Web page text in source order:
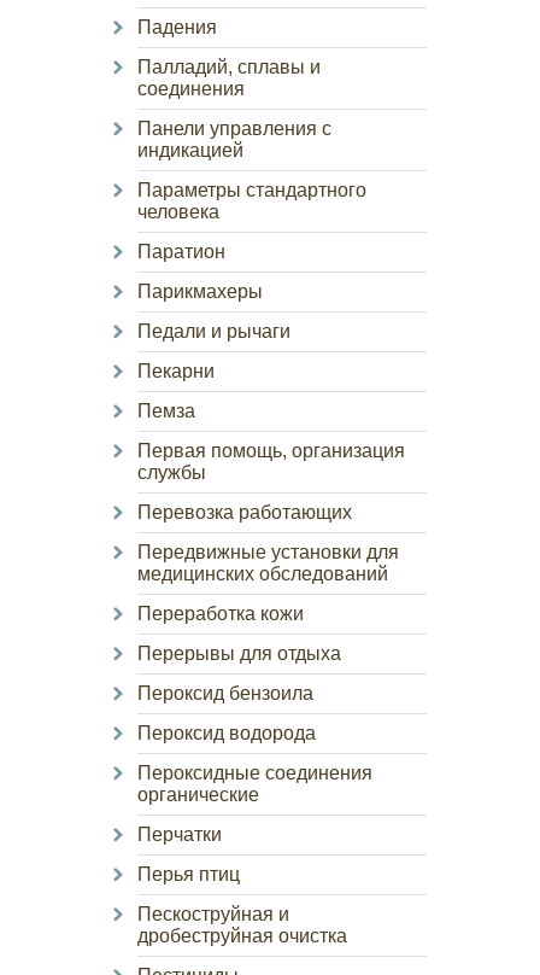
Падения
Палладий, сплавы и
соединения
Панели управления с
индикацией
Параметры стандартного
человека
Паратион
Парикмахеры
Педали и рычаги
Пекарни
Пемза
Первая помощь, организация
службы
Перевозка работающих
Передвижные установки для
медицинских обследований
Переработка кожи
Перерывы для отдыха
Пероксид бензоила
Пероксид водорода
Пероксидные соединения
органические
Перчатки
Перья птиц
Пескоструйная и
дробеструйная очистка